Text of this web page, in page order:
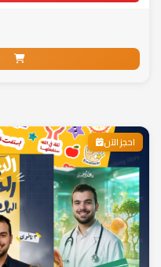
احجز الآن